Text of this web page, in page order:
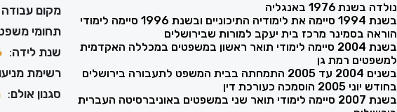
נולדה בשנת 1976 באנגליה
בשנת 1994 סיימה את לימודיה התיכוניים ובשנת 1996 סיימה לימודי
הוראה בסמינר מרכז בית יעקב למורות שבירושלים
בשנת 2004 סיימה לימודי תואר ראשון במשפטים במכללה האקדמית
למשפטים רמת גן
בשנים 2004 עד 2005 התמחתה בבית המשפט לתעבורה בירושלים
בחודש יוני 2005 הוסמכה כעורכת דין
בשנת 2007 סיימה לימודי תואר שני במשפטים באוניברסיטה העברית
מקום
תחומי
שנת לידה:
רשימת
סגנון אולם: